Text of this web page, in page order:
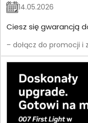
14.05.2026
Ciesz się gwarancją
– dołącz do promocji i